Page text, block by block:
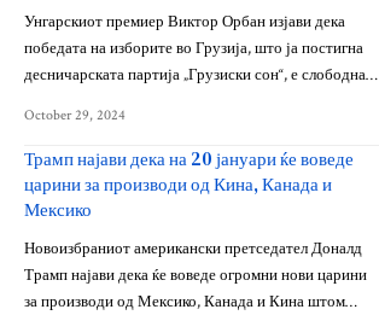
Унгарскиот премиер Виктор Орбан изјави дека
победата на изборите во Грузија, што ја постигна
десничарската партија „Грузиски сон“, е слободна…
October 29, 2024
Трамп најави дека на 20 јануари ќе воведе
царини за производи од Кина, Канада и
Мексико
Новоизбраниот американски претседател Доналд
Трамп најави дека ќе воведе огромни нови царини
за производи од Мексико, Канада и Кина штом…